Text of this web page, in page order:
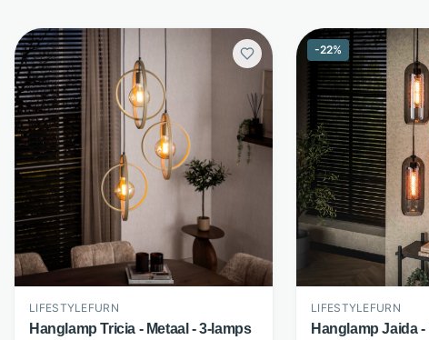
LIFESTYLEFURN
Hanglamp Tricia - Metaal - 3-lamps
-22%
LIFESTYLEFURN
Hanglamp Jaida